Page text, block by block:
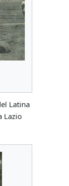
Latina
Lazio